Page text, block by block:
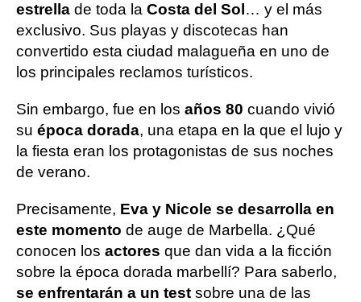
estrella de toda la Costa del Sol … y el más
exclusivo. Sus playas y discotecas han
convertido esta ciudad malagueña en uno de
los principales reclamos turísticos.
Sin embargo, fue en los años 80 cuando vivió
su época dorada, una etapa en la que el lujo y
la fiesta eran los protagonistas de sus noches
de verano.
Precisamente, Eva y Nicole se desarrolla en
este momento de auge de Marbella. ¿Qué
conocen los actores que dan vida a la ficción
sobre la época dorada marbellí? Para saberlo,
se enfrentarán a un test sobre una de las